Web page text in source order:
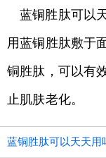
蓝铜胜肽可以
用蓝铜胜肽敷于
铜胜肽，可以有
止肌肤老化。
蓝铜胜肽可以天天用